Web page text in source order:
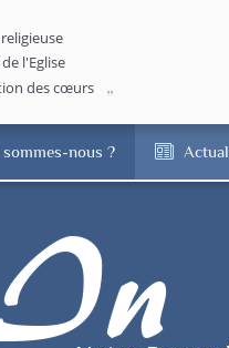
l'Eglise
des cœurs
nous ?